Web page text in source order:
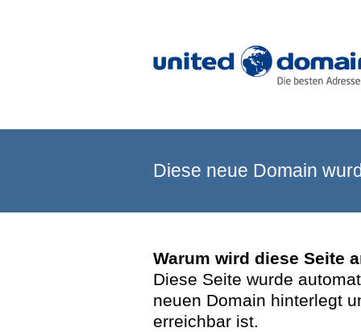
Diese neue Domain
Warum wird diese Seite
Diese Seite wurde
neuen Domain hinterlegt
erreichbar ist.